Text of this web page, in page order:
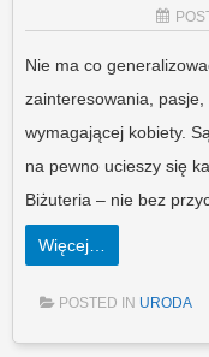
Nie ma co
zainteresowania, pasje,
wymagającej kobiety.
na pewno ucieszy się
Biżuteria – nie bez
Więcej…
POSTED IN URODA